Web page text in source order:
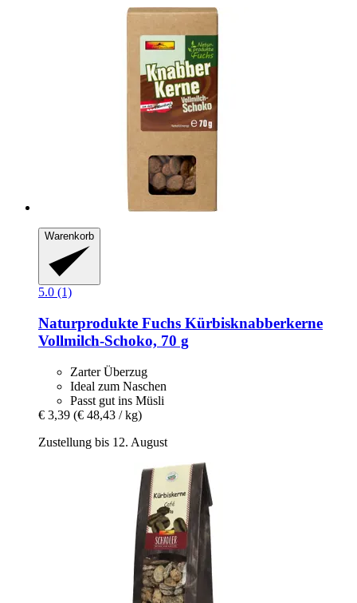
Warenkorb
5.0 (1)
Naturprodukte Fuchs Kürbisknabberkerne
Vollmilch-​Schoko, 70 g
Zarter Überzug
Ideal zum Naschen
Passt gut ins Müsli
€ 3,39 (€ 48,43 / kg)
Zustellung bis 12. August